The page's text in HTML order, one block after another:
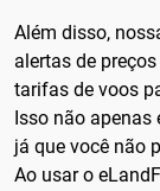
Além disso,
alertas de
tarifas de voos
Isso não
já que você não
Ao usar o